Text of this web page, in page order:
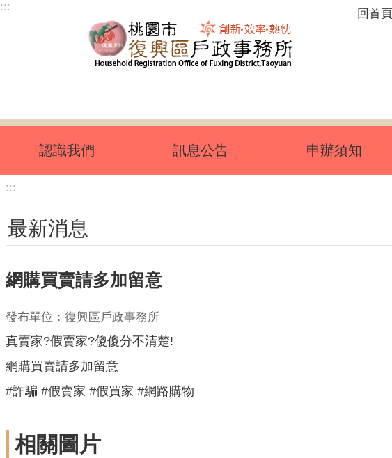
跳到主要內容區塊
:::
回首頁
認識我們 訊息公告 申辦須知
:::
最新消息
網購買賣請多加留意
發布單位：復興區戶政事務所
真賣家?假賣家?傻傻分不清楚!
網購買賣請多加留意
#詐騙 #假賣家 #假買家 #網路購物
相關圖片